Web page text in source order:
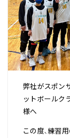
弊社がスポン
ットボール
様へ
この度、練習